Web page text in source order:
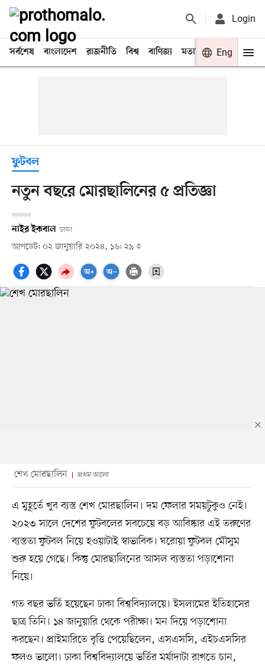
Login
সর্বশেষ বাংলাদেশ রাজনীতি বিশ্ব বাণিজ্য মতামত খেলা
Eng
ফুটবল
নতুন বছরে মোরছালিনের ৫ প্রতিজ্ঞা
নাইর ইকবাল ঢাকা
আপডেট: ০২ জানুয়ারি ২০২৪, ১৬: ২৯
শেখ মোরছালিন প্রথম আলো
এ মুহূর্তে খুব ব্যস্ত শেখ মোরছালিন। দম ফেলার সময়টুকুও নেই।
২০২৩ সালে দেশের ফুটবলের সবচেয়ে বড় আবিষ্কার এই তরুণের
ব্যস্ততা ফুটবল নিয়ে হওয়াটাই স্বাভাবিক। ঘরোয়া ফুটবল মৌসুম
শুরু হয়ে গেছে। কিন্তু মোরছালিনের আসল ব্যস্ততা পড়াশোনা
নিয়ে।
গত বছর ভর্তি হয়েছেন ঢাকা বিশ্ববিদ্যালয়ে। ইসলামের ইতিহাসের
ছাত্র তিনি। ১৪ জানুয়ারি থেকে পরীক্ষা। মন দিয়ে পড়াশোনা
করছেন। প্রাইমারিতে বৃত্তি পেয়েছিলেন, এসএসসি, এইচএসসির
ফলও ভালো। ঢাকা বিশ্ববিদ্যালয়ে ভর্তির মর্যাদাটা রাখতে চান,